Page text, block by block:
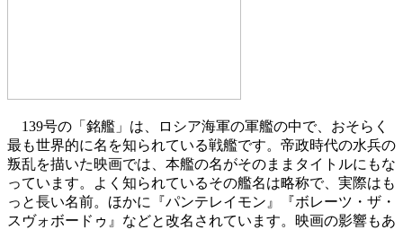
139号の「銘艦」は、ロシア海軍の軍艦の中で、おそらく
最も世界的に名を知られている戦艦です。帝政時代の水兵の
叛乱を描いた映画では、本艦の名がそのままタイトルにもな
っています。よく知られているその艦名は略称で、実際はも
っと長い名前。ほかに『パンテレイモン』『ボレーツ・ザ・
スヴォボードゥ』などと改名されています。映画の影響もあ